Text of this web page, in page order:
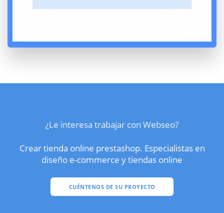
¿Le interesa trabajar con Webseo?
Crear tienda online prestashop. Especialistas en
diseño e-commerce y tiendas online
CUÉNTENOS DE SU PROYECTO